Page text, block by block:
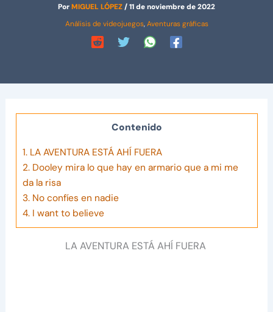
PorMIGUEL LÓPEZ/11 de noviembre de 2022
Análisis de videojuegos,Aventuras gráficas
Contenido
1.LA AVENTURA ESTÁ AHÍ FUERA
2.Dooley mira lo que hay en armario que a mi me
da la risa
3.No confíes en nadie
4.I want to believe
LA AVENTURA ESTÁ AHÍ FUERA